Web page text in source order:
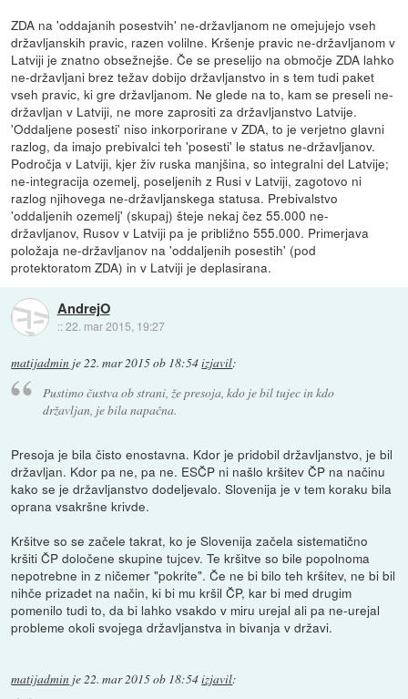
ZDA na 'oddajanih posestvih' ne-državljanom ne omejujejo vseh
državljanskih pravic, razen volilne. Kršenje pravic ne-državljanom v
Latviji je znatno obsežnejše. Če se preselijo na območje ZDA lahko
ne-državljani brez težav dobijo državljanstvo in s tem tudi paket
vseh pravic, ki gre državljanom. Ne glede na to, kam se preseli ne-
državljan v Latviji, ne more zaprositi za državljanstvo Latvije.
'Oddaljene posesti' niso inkorporirane v ZDA, to je verjetno glavni
razlog, da imajo prebivalci teh 'posesti' le status ne-državljanov.
Področja v Latviji, kjer živ ruska manjšina, so integralni del Latvije;
ne-integracija ozemelj, poseljenih z Rusi v Latviji, zagotovo ni
razlog njihovega ne-državljanskega statusa. Prebivalstvo
'oddaljenih ozemelj' (skupaj) šteje nekaj čez 55.000 ne-
državljanov, Rusov v Latviji pa je približno 555.000. Primerjava
položaja ne-državljanov na 'oddaljenih posestih' (pod
protektoratom ZDA) in v Latviji je deplasirana.
AndrejO
::22. mar 2015, 19:27
matijadmin je 22. mar 2015 ob 18:54izjavil:
Pustimo čustva ob strani, že presoja, kdo je bil tujec in kdo
državljan, je bila napačna.
Presoja je bila čisto enostavna. Kdor je pridobil državljanstvo, je bil
državljan. Kdor pa ne, pa ne. ESČP ni našlo kršitev ČP na načinu
kako se je državljanstvo dodeljevalo. Slovenija je v tem koraku bila
oprana vsakršne krivde.
Kršitve so se začele takrat, ko je Slovenija začela sistematično
kršiti ČP določene skupine tujcev. Te kršitve so bile popolnoma
nepotrebne in z ničemer "pokrite". Če ne bi bilo teh kršitev, ne bi bil
nihče prizadet na način, ki bi mu kršil ČP, kar bi med drugim
pomenilo tudi to, da bi lahko vsakdo v miru urejal ali pa ne-urejal
probleme okoli svojega državljanstva in bivanja v državi.
matijadmin je22. mar 2015 ob 18:54izjavil: